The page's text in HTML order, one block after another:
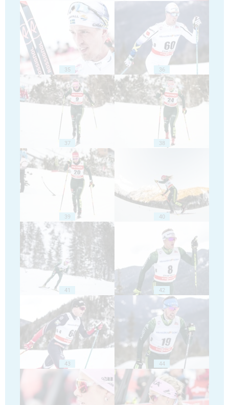
35 36
37 38
39 40
41 42
43 44